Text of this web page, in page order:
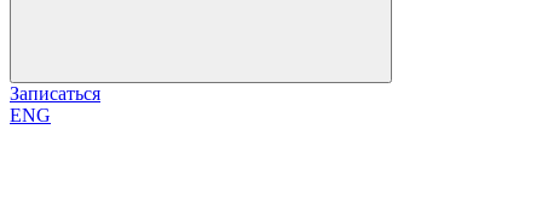
Записаться
ENG